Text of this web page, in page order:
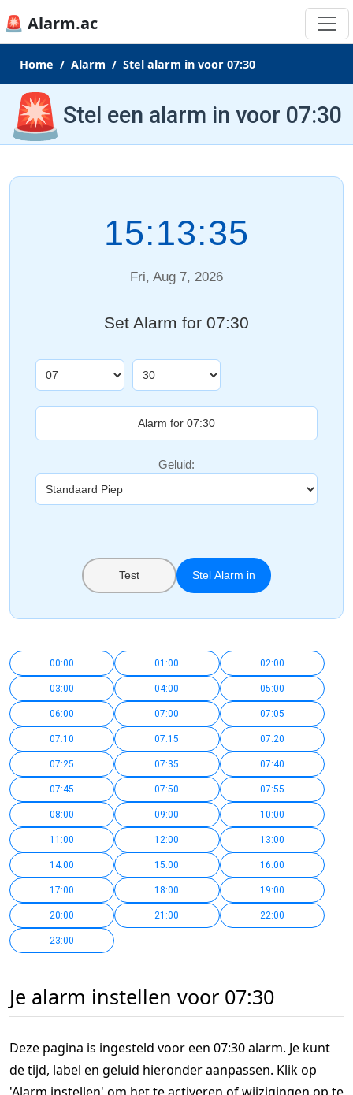
🚨 Alarm.ac
Home Alarm Stel alarm in voor 07:30
🚨 Stel een alarm in voor 07:30
15:13:35
Fri, Aug 7, 2026
Set Alarm for 07:30
Geluid:
Test Stel Alarm in
00:00 01:00 02:00
03:00 04:00 05:00
06:00 07:00 07:05
07:10 07:15 07:20
07:25 07:35 07:40
07:45 07:50 07:55
08:00 09:00 10:00
11:00 12:00 13:00
14:00 15:00 16:00
17:00 18:00 19:00
20:00 21:00 22:00
23:00
Je alarm instellen voor 07:30
Deze pagina is ingesteld voor een 07:30 alarm. Je kunt
de tijd, label en geluid hieronder aanpassen. Klik op